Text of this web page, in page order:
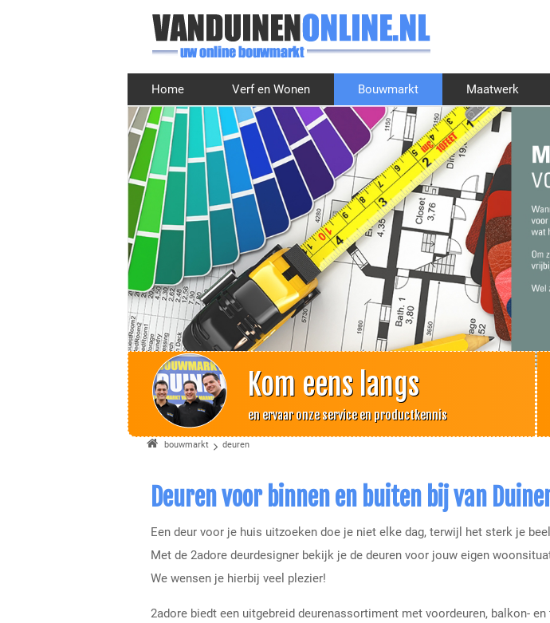
Home Verf en Wonen Bouwmarkt Maatwerk
Kom eens langs
en ervaar onze service en productkennis
Deuren voor binnen en buiten bij van
Een deur voor je huis uitzoeken doe je niet elke dag, terwijl het sterk je
Met de 2adore deurdesigner bekijk je de deuren voor jouw eigen
We wensen je hierbij veel plezier!
2adore biedt een uitgebreid deurenassortiment met voordeuren, balkon- en
bouwmarkt deuren